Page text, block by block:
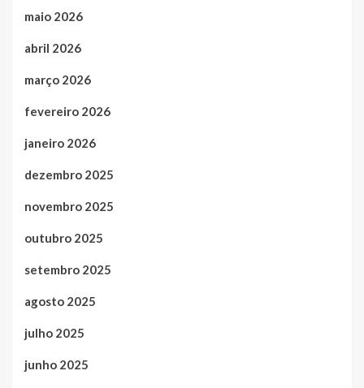
maio 2026
abril 2026
março 2026
fevereiro 2026
janeiro 2026
dezembro 2025
novembro 2025
outubro 2025
setembro 2025
agosto 2025
julho 2025
junho 2025